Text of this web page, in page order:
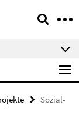
Sozial-